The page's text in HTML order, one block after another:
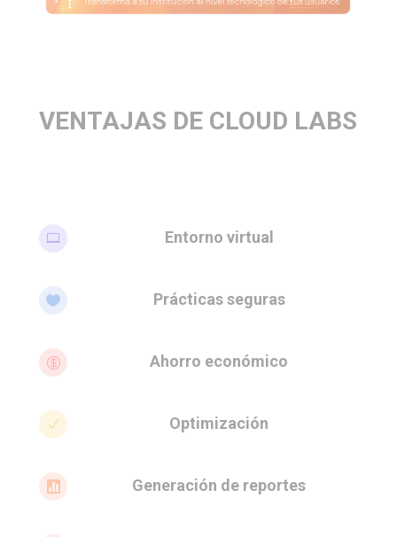
VENTAJAS DE CLOUD LABS
 Entorno virtual
 Prácticas seguras
 Ahorro económico
N Optimización
 Generación de reportes